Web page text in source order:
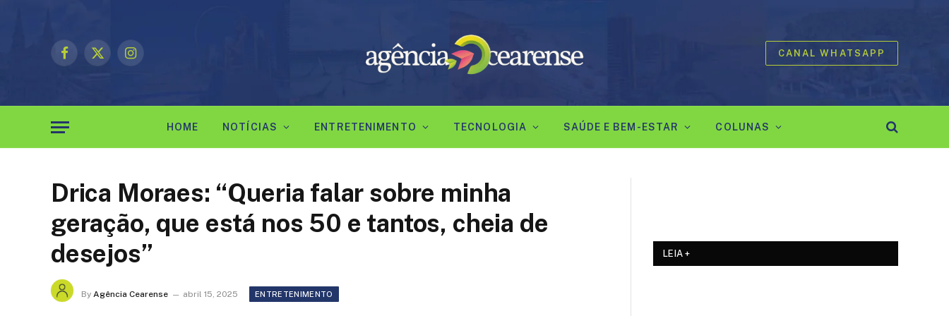
Facebook
X
Instagram
CANAL WHATSAPP
HOME NOTÍCIAS ENTRETENIMENTO TECNOLOGIA SAÚDE E BEM-ESTAR COLUNAS
Drica Moraes: “Queria falar sobre minha
geração, que está nos 50 e tantos, cheia de
desejos”
By Agência Cearense abril 15, 2025 ENTRETENIMENTO
LEIA +